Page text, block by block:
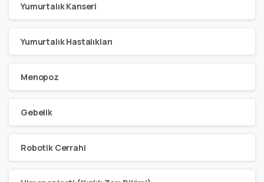
Yumurtalık Kanseri
Yumurtalık Hastalıkları
Menopoz
Gebelik
Robotik Cerrahi